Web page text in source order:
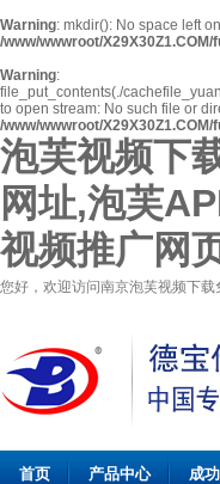
Warning: mkdir(): No space left
/www/wwwroot/X29X30Z1.COM/
Warning:
file_put_contents(./
to open stream: No such file or
/www/wwwroot/X29X30Z1.COM/
泡芙视频下
网址,泡芙
视频推广网
您好，欢迎访问南京泡芙视频下载
首页 产品中心 成